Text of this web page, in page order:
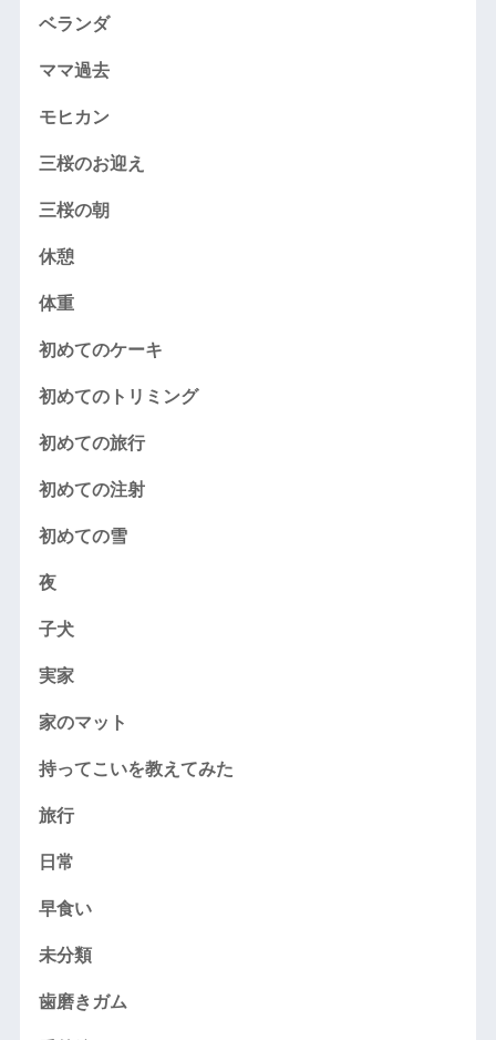
ベランダ
ママ過去
モヒカン
三桜のお迎え
三桜の朝
休憩
体重
初めてのケーキ
初めてのトリミング
初めての旅行
初めての注射
初めての雪
夜
子犬
実家
家のマット
持ってこいを教えてみた
旅行
日常
早食い
未分類
歯磨きガム